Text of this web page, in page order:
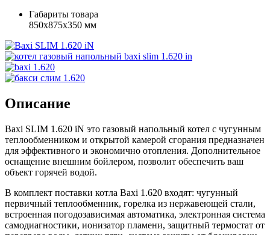
Габариты товара
850x875x350 мм
Описание
Baxi SLIM 1.620 iN это газовый напольный котел с чугунным
теплообменником и открытой камерой сгорания предназначен
для эффективного и экономично отопления. Дополнительное
оснащение внешним бойлером, позволит обеспечить ваш
объект горячей водой.
В комплект поставки котла Baxi 1.620 входят: чугунный
первичный теплообменник, горелка из нержавеющей стали,
встроенная погодозависимая автоматика, электронная система
самодиагностики, ионизатор пламени, защитный термостат от